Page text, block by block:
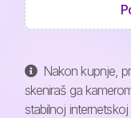
Nakon kupnje,
skeniraš ga
stabilnoj